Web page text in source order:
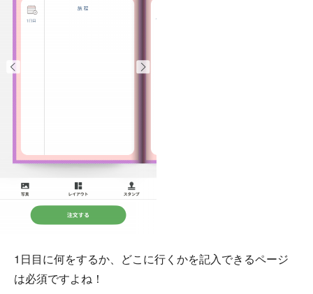
1日目に何をするか、どこに行くかを記入できるページ
は必須ですよね！